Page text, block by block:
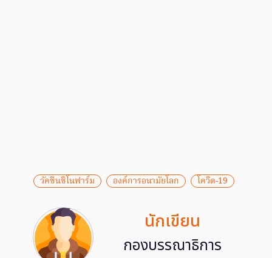
วัคซีนซิโนฟาร์ม องค์การอนามัยโลก โควิด-19
นักเขียน
กองบรรณาธิการ